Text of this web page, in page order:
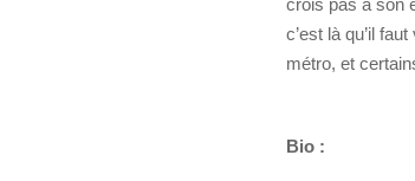
c’est là qu’il
métro, et
Bio :